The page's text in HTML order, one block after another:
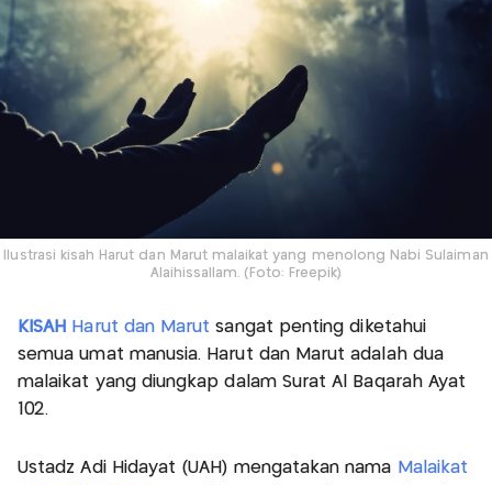
Ilustrasi kisah Harut dan Marut malaikat yang menolong Nabi Sulaiman
Alaihissallam. (Foto: Freepik)
KISAH Harut dan Marut sangat penting diketahui
semua umat manusia. Harut dan Marut adalah dua
malaikat yang diungkap dalam Surat Al Baqarah Ayat
102.
Ustadz Adi Hidayat (UAH) mengatakan nama Malaikat